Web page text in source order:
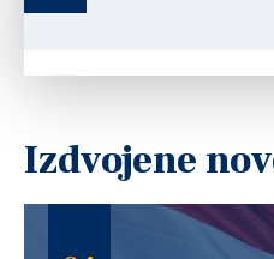
Izdvojene